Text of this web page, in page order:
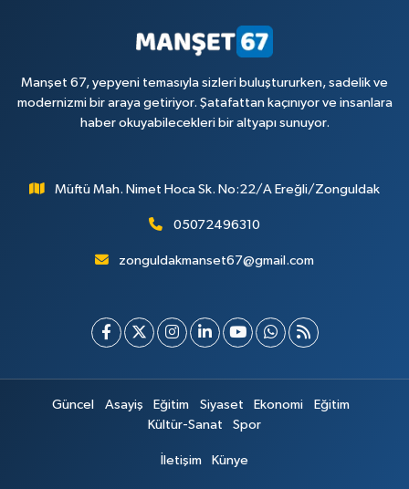
Manşet 67, yepyeni temasıyla sizleri buluştururken, sadelik ve
modernizmi bir araya getiriyor. Şatafattan kaçınıyor ve insanlara
haber okuyabilecekleri bir altyapı sunuyor.
Müftü Mah. Nimet Hoca Sk. No:22/A Ereğli/Zonguldak
05072496310
zonguldakmanset67@gmail.com
Güncel Asayiş Eğitim Siyaset Ekonomi
Eğitim
Kültür-Sanat
Spor
İletişim Künye